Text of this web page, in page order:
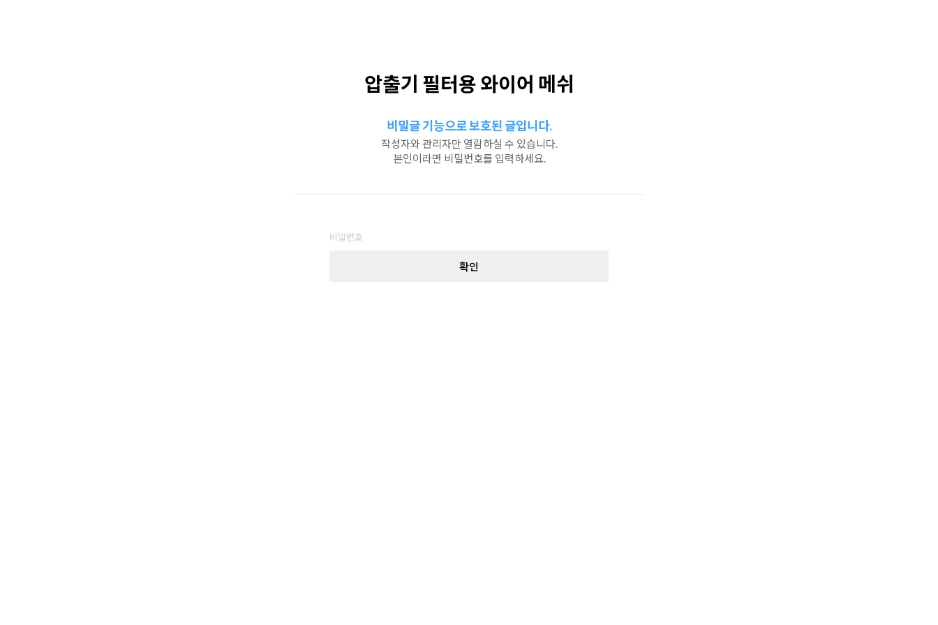
압출기 필터용 와이어 메쉬
비밀글 기능으로 보호된 글입니다.
작성자와 관리자만 열람하실 수 있습니다.
본인이라면 비밀번호를 입력하세요.